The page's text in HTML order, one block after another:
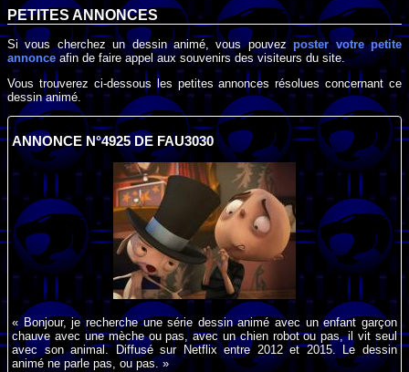
PETITES ANNONCES
Si vous cherchez un dessin animé, vous pouvezposter votre petite
annonceafin de faire appel aux souvenirs des visiteurs du site.
Vous trouverez ci-dessous les petites annonces résolues concernant ce
dessin animé.
ANNONCE N°4925 DE FAU3030
« Bonjour, je recherche une série dessin animé avec un enfant garçon
chauve avec une mèche ou pas, avec un chien robot ou pas, il vit seul
avec son animal. Diffusé sur Netflix entre 2012 et 2015. Le dessin
animé ne parle pas, ou pas. »